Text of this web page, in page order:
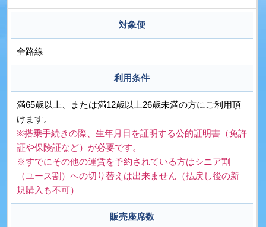
対象便
全路線
利用条件
満65歳以上、または満12歳以上26歳未満の方にご利用頂
けます。
※搭乗手続きの際、生年月日を証明する公的証明書（免許
証や保険証など）が必要です。
※すでにその他の運賃を予約されている方はシニア割
（ユース割）への切り替えは出来ません（払戻し後の新
規購入も不可）
販売座席数